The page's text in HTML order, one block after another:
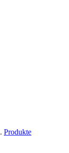
Produkte